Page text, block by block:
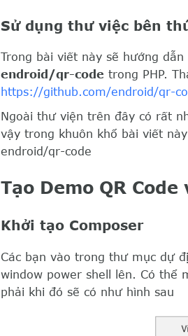
Sử dụng thư việc bên
Trong bài viết này sẽ hướng
endroid/qr-code trong PHP.
https://github.com/endroid/qr-
Ngoài thư viện trên đây có rất
vậy trong khuôn khổ bài viết
endroid/qr-code
Tạo Demo QR
Khởi tạo Composer
Các bạn vào trong thư mục dự
window power shell lên. Có thể
phải khi đó sẽ có như hình sau